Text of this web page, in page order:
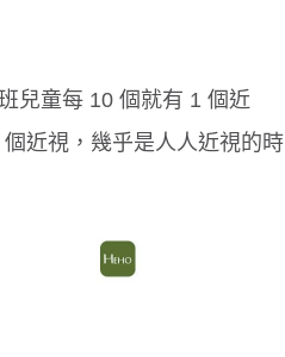
兒童每 10 個就有 1 個近
近視，幾乎是人人近視的時